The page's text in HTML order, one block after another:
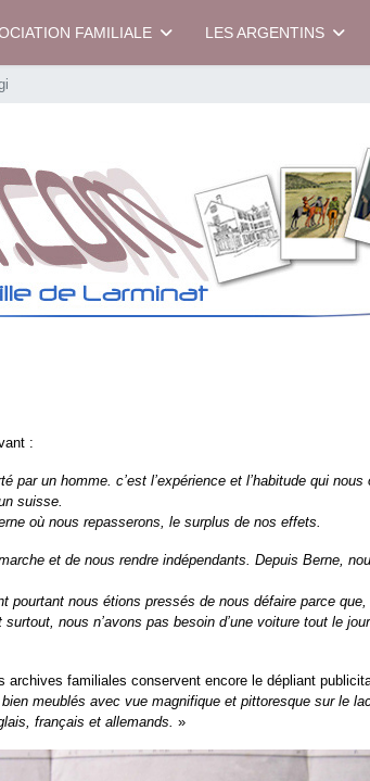
FAMILIALE LES ARGENTINS
:
par un homme. c’est l’expérience et l’habitude qui
suisse.
où nous repasserons, le surplus de nos effets.
et de nous rendre indépendants. Depuis Berne,
pourtant nous étions pressés de nous défaire parce
nous n’avons pas besoin d’une voiture tout le
archives familiales conservent encore le dépliant
meublés avec vue magnifique et pittoresque sur le
français et allemands. »